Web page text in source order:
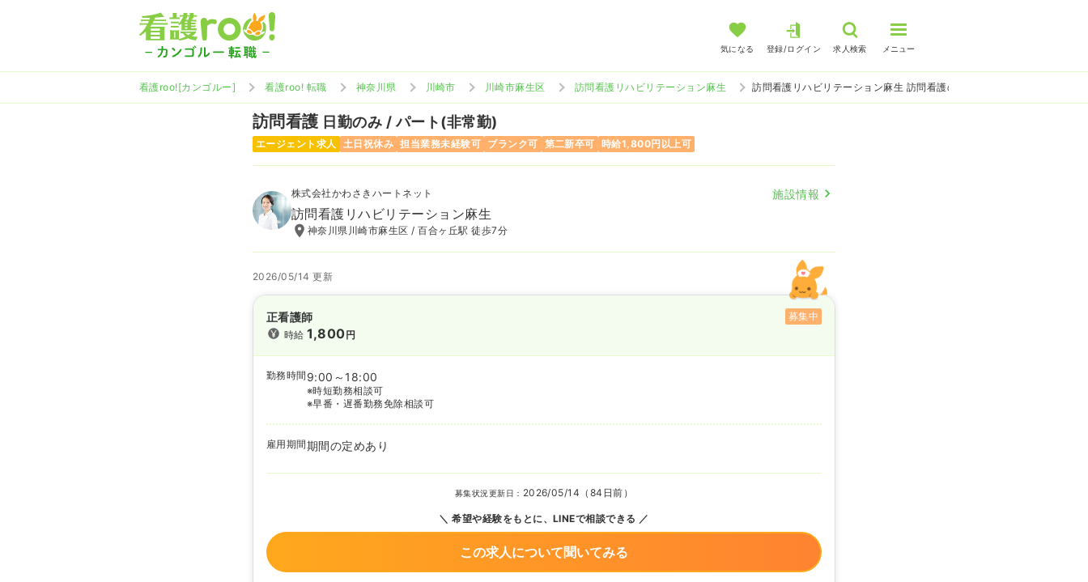
気になる 登録/ログイン 求人検索 メニュー
看護roo![カンゴルー] 看護roo! 転職 神奈川県 川崎市 川崎市麻生区 訪問看護リハビリテーション麻生 訪問看護リハビリテーション麻生 訪問看護の看護師求人
訪問看護 日勤のみ / パート(非常勤)
エージェント求人 土日祝休み 担当業務未経験可 ブランク可 第二新卒可 時給1,800円以上可
株式会社かわさきハートネット 施設情報
訪問看護リハビリテーション麻生
神奈川県川崎市麻生区 / 百合ヶ丘駅 徒歩7分
2026/05/14 更新
正看護師
募集中
時給1,800円
勤務時間 9:00～18:00
※時短勤務相談可
※早番・遅番勤務免除相談可
雇用期間期間の定めあり
募集状況更新日： 2026/05/14（84日前）
希望や経験をもとに、LINEで相談できる
この求人について聞いてみる